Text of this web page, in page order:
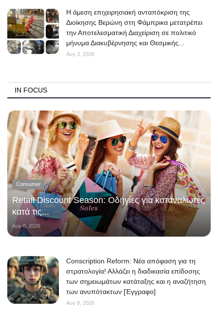
Η άμεση επιχειρησιακή ανταπόκριση της
Διοίκησης Βερώνη στη Φάμπρικα μετατρέπει
την Αποτελεσματική Διαχείριση σε πολιτικό
μήνυμα Διακυβέρνησης και Θεσμικής...
Αυγ 3, 2026
IN FOCUS
Consumer
Retail Discount Season: Οδηγίες για καταναλωτές
κατά τις...
Αυγ 8, 2026
Conscription Reform: Νέα απόφαση για τη
στρατολογία! Αλλάζει η διαδικασία επίδοσης
των σημειωμάτων κατάταξης και η αναζήτηση
των ανυπότακτων [Έγγραφο]
Αυγ 8, 2026